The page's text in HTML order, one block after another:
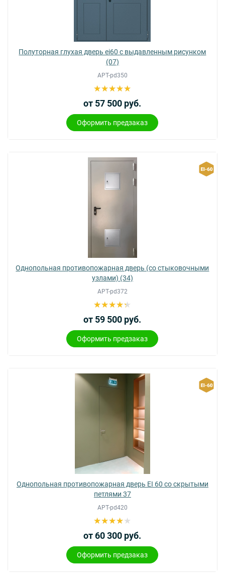
Полуторная глухая дверь ei60 с выдавленным рисунком
(07)
АРТ-pd350
от 57 500 руб.
Оформить предзаказ
Однопольная противопожарная дверь (со стыковочными
узлами) (34)
АРТ-pd372
от 59 500 руб.
Оформить предзаказ
Однопольная противопожарная дверь EI 60 со скрытыми
петлями 37
АРТ-pd420
от 60 300 руб.
Оформить предзаказ